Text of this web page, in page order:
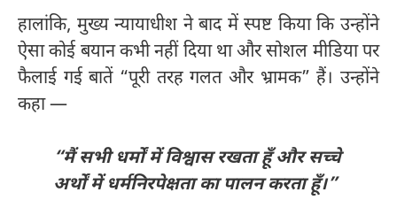
हालांकि, मुख्य न्यायाधीश ने बाद में स्पष्ट किया कि उन्होंने
ऐसा कोई बयान कभी नहीं दिया था और सोशल मीडिया पर
फैलाई गई बातें “पूरी तरह गलत और भ्रामक” हैं। उन्होंने
कहा —
“मैं सभी धर्मों में विश्वास रखता हूँ और सच्चे
अर्थों में धर्मनिरपेक्षता का पालन करता हूँ।”